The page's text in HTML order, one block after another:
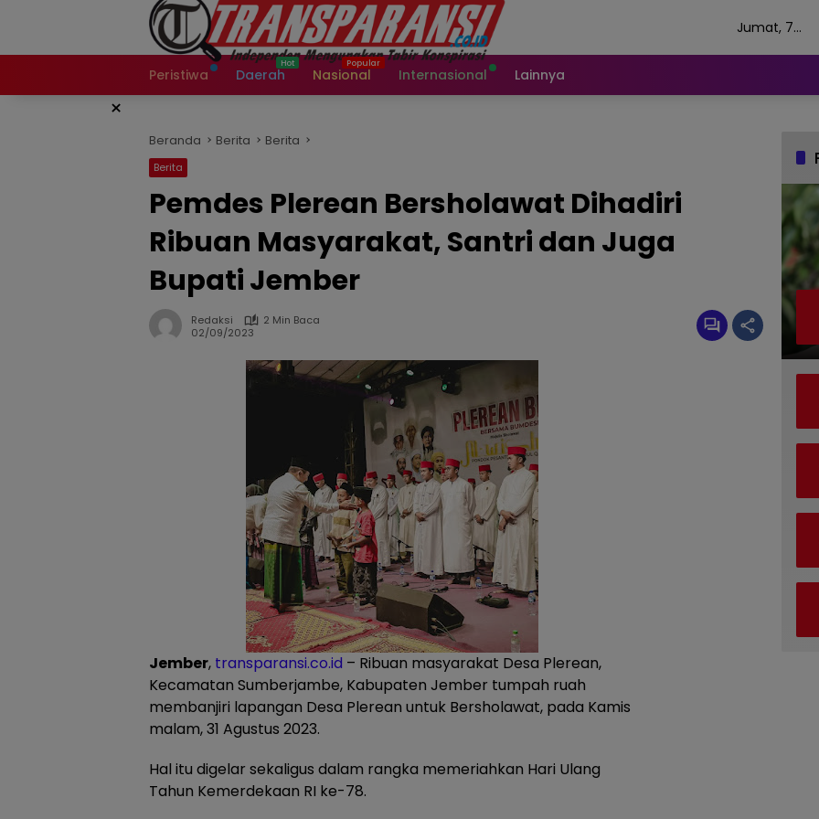
Jumat, 7
Peristiwa
Daerah Nasional Internasional Lainnya
×
Beranda Berita Berita
Berita
Pemdes Plerean Bersholawat Dihadiri
Ribuan Masyarakat, Santri dan Juga
Bupati Jember
Redaksi
2 Min Baca
02/09/2023
Jember, transparansi.co.id – Ribuan masyarakat Desa Plerean,
Kecamatan Sumberjambe, Kabupaten Jember tumpah ruah
membanjiri lapangan Desa Plerean untuk Bersholawat, pada Kamis
malam, 31 Agustus 2023.
Hal itu digelar sekaligus dalam rangka memeriahkan Hari Ulang
Tahun Kemerdekaan RI ke-78.